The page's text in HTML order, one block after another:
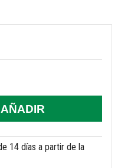
AÑADIR
14 días a partir de la